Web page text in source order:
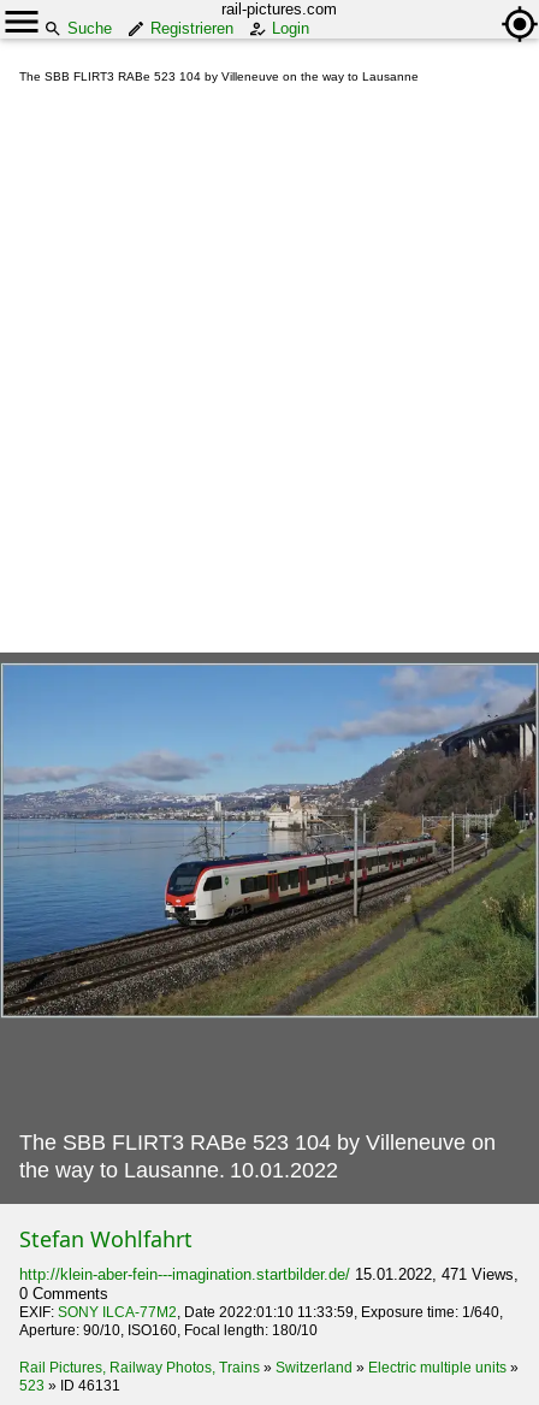
rail-pictures.com
Suche
Registrieren Login
The SBB FLIRT3 RABe 523 104 by Villeneuve on the way to Lausanne
The SBB FLIRT3 RABe 523 104 by Villeneuve on
the way to Lausanne. 10.01.2022
Stefan Wohlfahrt
http://klein-aber-fein---imagination.startbilder.de/ 15.01.2022, 471 Views,
0 Comments
EXIF: SONY ILCA-77M2, Date 2022:01:10 11:33:59, Exposure time: 1/640,
Aperture: 90/10, ISO160, Focal length: 180/10
Rail Pictures, Railway Photos, Trains » Switzerland » Electric multiple units »
523 » ID 46131